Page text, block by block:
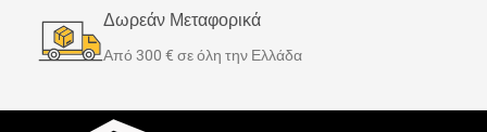
φιλικής και οικονομικής
ενέργειας από ανανεώσιμες
πηγές. Λειτουργούν με 20%
ενέργειας και με ακόμα
Δωρεάν Μεταφορικά
Από 300 € σε όλη την Ελλάδα